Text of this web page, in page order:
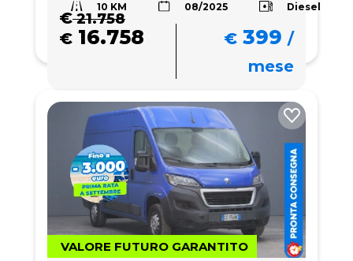
10 KM 08/2025 Diesel
€21.758
€ 16.758 € 399 /
mese
VALORE FUTURO GARANTITO